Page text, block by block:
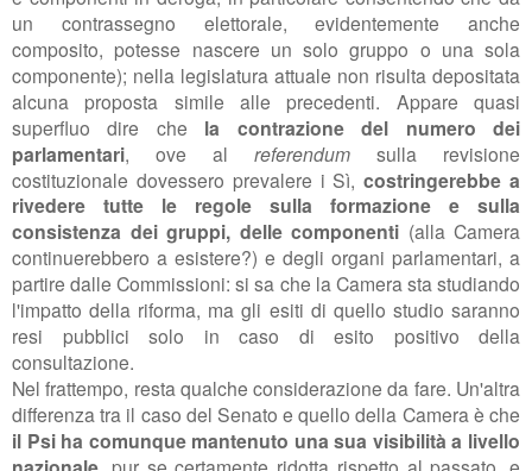
un contrassegno elettorale, evidentemente anche
composito, potesse nascere un solo gruppo o una sola
componente); nella legislatura attuale non risulta depositata
alcuna proposta simile alle precedenti. Appare quasi
superfluo dire che la contrazione del numero dei
parlamentari, ove al referendum sulla revisione
costituzionale dovessero prevalere i Sì,costringerebbe a
rivedere tutte le regole sulla formazione e sulla
consistenza dei gruppi, delle componenti (alla Camera
continuerebbero a esistere?) e degli organi parlamentari, a
partire dalle Commissioni: si sa che la Camera sta studiando
l'impatto della riforma, ma gli esiti di quello studio saranno
resi pubblici solo in caso di esito positivo della
consultazione.
Nel frattempo, resta qualche considerazione da fare. Un'altra
differenza tra il caso del Senato e quello della Camera è che
il Psi ha comunque mantenuto una sua visibilità a livello